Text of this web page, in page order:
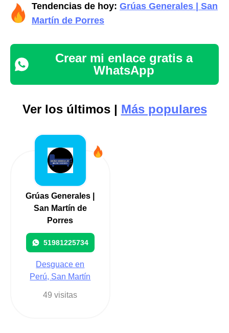
Tendencias de hoy: Grúas Generales | San
Martín de Porres
Crear mi enlace gratis a
WhatsApp
Ver los últimos | Más populares
Grúas Generales |
San Martín de
Porres
51981225734
Desguace en
Perú, San Martín
49 visitas